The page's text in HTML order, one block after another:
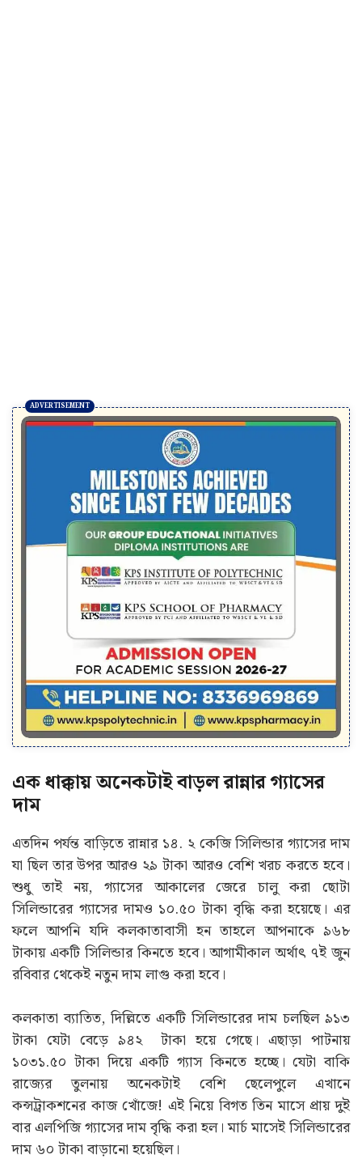
এক ধাক্কায় অনেকটাই বাড়ল রান্নার গ্যাসের
দাম
এতদিন পর্যন্ত বাড়িতে রান্নার ১৪. ২ কেজি সিলিন্ডার গ্যাসের দাম
যা ছিল তার উপর আরও ২৯ টাকা আরও বেশি খরচ করতে হবে।
শুধু তাই নয়, গ্যাসের আকালের জেরে চালু করা ছোটা
সিলিন্ডারের গ্যাসের দামও ১০.৫০ টাকা বৃদ্ধি করা হয়েছে। এর
ফলে আপনি যদি কলকাতাবাসী হন তাহলে আপনাকে ৯৬৮
টাকায় একটি সিলিন্ডার কিনতে হবে। আগামীকাল অর্থাৎ ৭ই জুন
রবিবার থেকেই নতুন দাম লাগু করা হবে।
কলকাতা ব্যাতিত, দিল্লিতে একটি সিলিন্ডারের দাম চলছিল ৯১৩
টাকা যেটা বেড়ে ৯৪২ টাকা হয়ে গেছে। এছাড়া পাটনায়
১০৩১.৫০ টাকা দিয়ে একটি গ্যাস কিনতে হচ্ছে। যেটা বাকি
রাজ্যের তুলনায় অনেকটাই বেশি ছেলেপুলে এখানে
কন্সট্রাকশনের কাজ খোঁজে! এই নিয়ে বিগত তিন মাসে প্রায় দুই
বার এলপিজি গ্যাসের দাম বৃদ্ধি করা হল। মার্চ মাসেই সিলিন্ডারের
দাম ৬০ টাকা বাড়ানো হয়েছিল।